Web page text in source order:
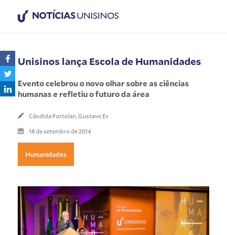
NOTÍCIASUNISINOS
Unisinos lança Escola de Humanidades
Evento celebrou o novo olhar sobre as ciências
humanas e refletiu o futuro da área
Cândida Portolan, Gustavo Ev
18 de setembro de 2014
Humanidades